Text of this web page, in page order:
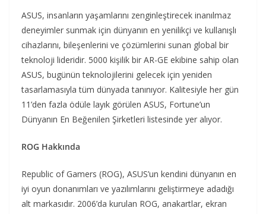
ASUS, insanların yaşamlarını zenginleştirecek inanılmaz
deneyimler sunmak için dünyanın en yenilikçi ve kullanışlı
cihazlarını, bileşenlerini ve çözümlerini sunan global bir
teknoloji lideridir. 5000 kişilik bir AR-GE ekibine sahip olan
ASUS, bugünün teknolojilerini gelecek için yeniden
tasarlamasıyla tüm dünyada tanınıyor. Kalitesiyle her gün
11’den fazla ödüle layık görülen ASUS, Fortune’un
Dünyanın En Beğenilen Şirketleri listesinde yer alıyor.
ROG Hakkında
Republic of Gamers (ROG), ASUS’un kendini dünyanın en
iyi oyun donanımları ve yazılımlarını geliştirmeye adadığı
alt markasıdır. 2006’da kurulan ROG, anakartlar, ekran